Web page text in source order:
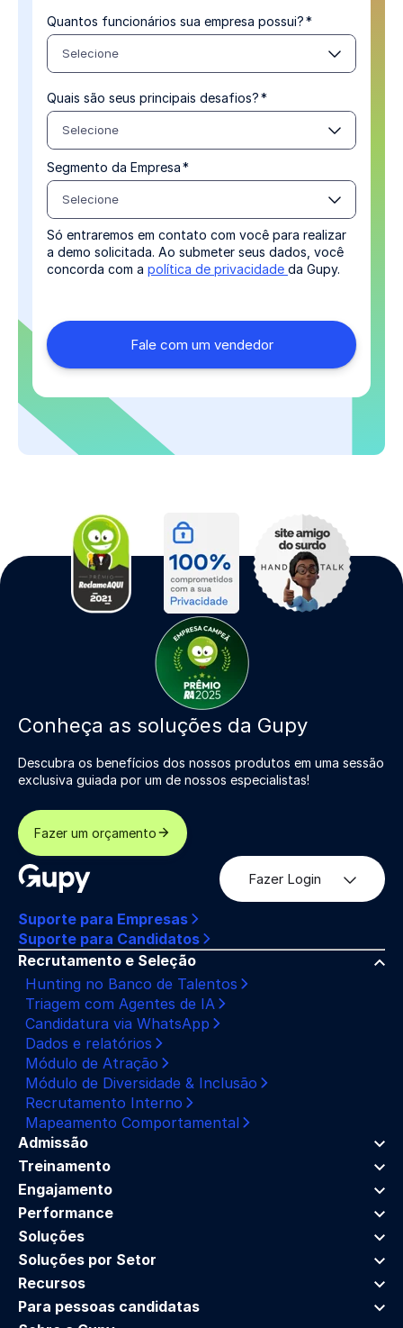
Quantos funcionários sua empresa possui?*
Selecione
Quais são seus principais desafios?*
Selecione
Segmento da Empresa*
Selecione
Só entraremos em contato com você para realizar
a demo solicitada. Ao submeter seus dados, você
concorda com a política de privacidade da Gupy.
Conheça as soluções da Gupy
Descubra os benefícios dos nossos produtos em uma sessão
exclusiva guiada por um de nossos especialistas!
Fazer um orçamento
Fazer Login
Suporte para Empresas
Suporte para Candidatos
Recrutamento e Seleção
Hunting no Banco de Talentos
Triagem com Agentes de IA
Candidatura via WhatsApp
Dados e relatórios
Módulo de Atração
Módulo de Diversidade & Inclusão
Recrutamento Interno
Mapeamento Comportamental
Admissão
Treinamento
Engajamento
Performance
Soluções
Soluções por Setor
Recursos
Para pessoas candidatas